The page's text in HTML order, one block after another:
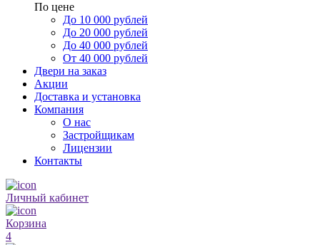
По цене
До 10 000 рублей
До 20 000 рублей
До 40 000 рублей
От 40 000 рублей
Двери на заказ
Акции
Доставка и установка
Компания
О нас
Застройщикам
Лицензии
Контакты
Личный кабинет
Корзина
4